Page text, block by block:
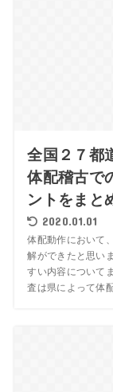
全国２７都
体配稽古で
ントをまと
2020.01.01
体配動作において
解ができたと思い
すい内容について
査は県によって体